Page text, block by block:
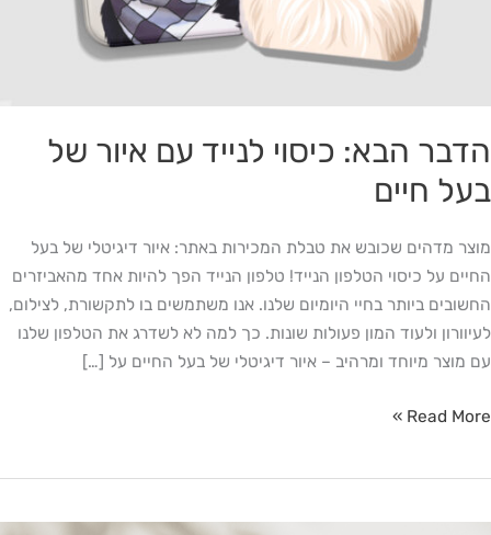
הדבר הבא: כיסוי לנייד עם איור של
בעל חיים
מוצר מדהים שכובש את טבלת המכירות באתר: איור דיגיטלי של בעל
החיים על כיסוי הטלפון הנייד! טלפון הנייד הפך להיות אחד מהאביזרים
החשובים ביותר בחיי היומיום שלנו. אנו משתמשים בו לתקשורת, לצילום,
לעיוורון ולעוד המון פעולות שונות. כך למה לא לשדרג את הטלפון שלנו
עם מוצר מיוחד ומרהיב – איור דיגיטלי של בעל החיים על […]
Read More »